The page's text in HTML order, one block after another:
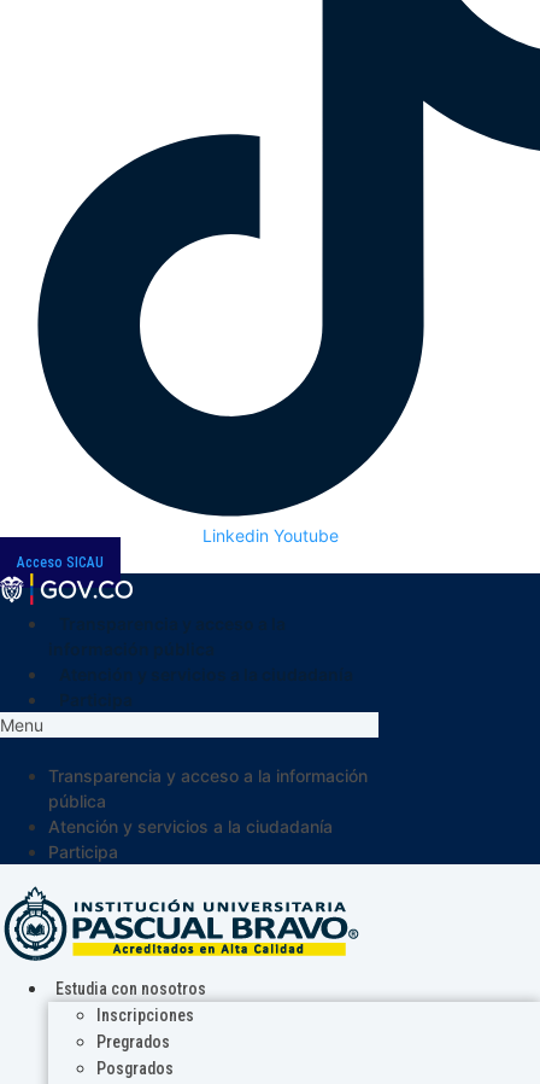
Linkedin Youtube
Acceso SICAU
Menu
Transparencia y acceso a la información
pública
Atención y servicios a la ciudadanía
Participa
Estudia con nosotros
Inscripciones
Pregrados
Posgrados